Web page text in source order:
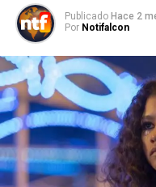
Publicado Hace 2
Por Notifalcon